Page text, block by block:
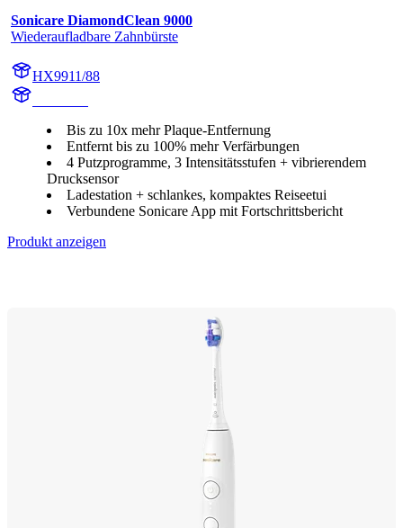
Sonicare DiamondClean 9000
Wiederaufladbare Zahnbürste
HX9911/88
Bis zu 10x mehr Plaque-Entfernung
Entfernt bis zu 100% mehr Verfärbungen
4 Putzprogramme, 3 Intensitätsstufen + vibrierendem
Drucksensor
Ladestation + schlankes, kompaktes Reiseetui
Verbundene Sonicare App mit Fortschrittsbericht
Produkt anzeigen